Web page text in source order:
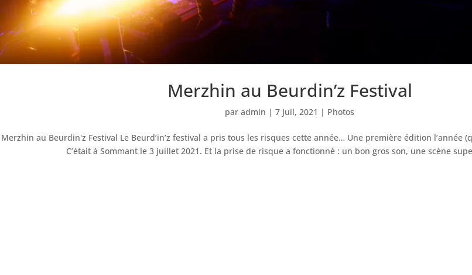
Merzhin au Beurdin’z Festival
paradmin |7 Juil, 2021 | Photos
Merzhin au Beurdin'z Festival Le Beurd’in’z festival a pris tous les risques cette année… Une première édition l’année
C’était à Sommant le 3 juillet 2021. Et la prise de risque a fonctionné : un bon gros son, une scène